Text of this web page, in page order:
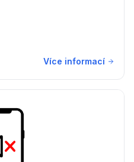
Více informací